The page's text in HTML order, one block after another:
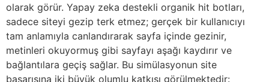
olarak görür. Yapay zeka destekli organik hit botları,
sadece siteyi gezip terk etmez; gerçek bir kullanıcıyı
tam anlamıyla canlandırarak sayfa içinde gezinir,
metinleri okuyormuş gibi sayfayı aşağı kaydırır ve
bağlantılara geçiş sağlar. Bu simülasyonun site
başarısına iki büyük olumlu katkısı görülmektedir: